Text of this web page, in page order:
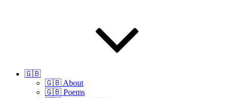
🇬🇧
🇬🇧 About
🇬🇧 Poems